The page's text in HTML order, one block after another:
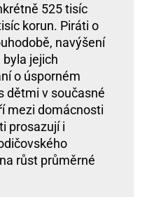
525 tisíc
korun. Piráti o
navýšení
jejich
o úsporném
dětmi v současné
mezi domácnosti
prosazují i
růst průměrné